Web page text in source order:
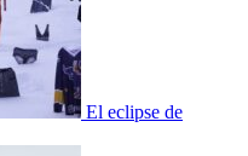
El eclipse de